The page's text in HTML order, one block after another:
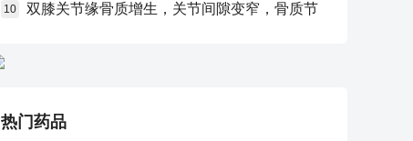
10 双膝关节缘骨质增生，关节间隙变窄，骨质节
热门药品